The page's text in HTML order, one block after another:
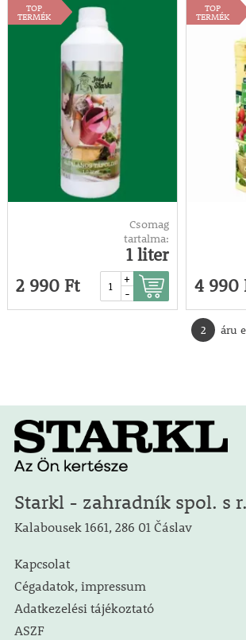
TOP
TERMÉK
Csomag
tartalma:
1 liter
2 990 Ft
+
-
TOP
TERMÉK
4 990
2 áru
Starkl - zahradník spol. s
Kalabousek 1661, 286 01 Čáslav
Kapcsolat
Cégadatok, impressum
Adatkezelési tájékoztató
ASZF